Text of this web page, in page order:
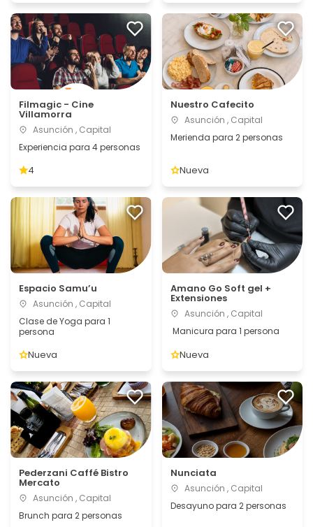
Filmagic - Cine
Villamorra
Asunción , Capital
Experiencia para 4 personas
4
Nuestro Cafecito
Asunción , Capital
Merienda para 2 personas
Nueva
Espacio Samu’u
Asunción , Capital
Clase de Yoga para 1
persona
Nueva
Amano Go Soft gel +
Extensiones
Asunción , Capital
Manicura para 1 persona
Nueva
Pederzani Caffé Bistro
Mercato
Asunción , Capital
Brunch para 2 personas
Nunciata
Asunción , Capital
Desayuno para 2 personas